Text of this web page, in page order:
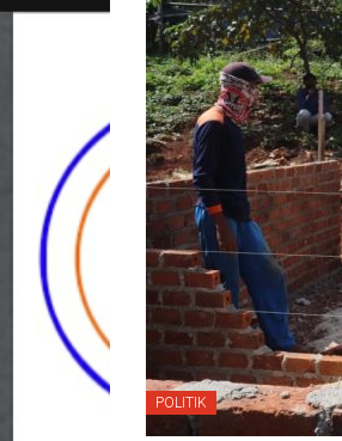
POLITIK